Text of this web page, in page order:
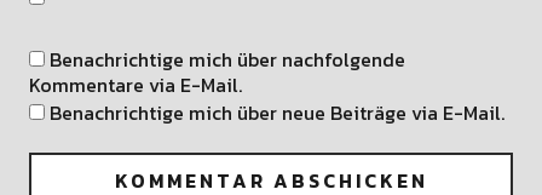
Benachrichtige mich über nachfolgende
Kommentare via E-Mail.
Benachrichtige mich über neue Beiträge via E-Mail.